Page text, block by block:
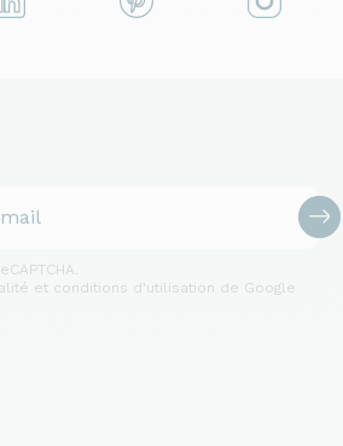
et conditions d'utilisation de Google